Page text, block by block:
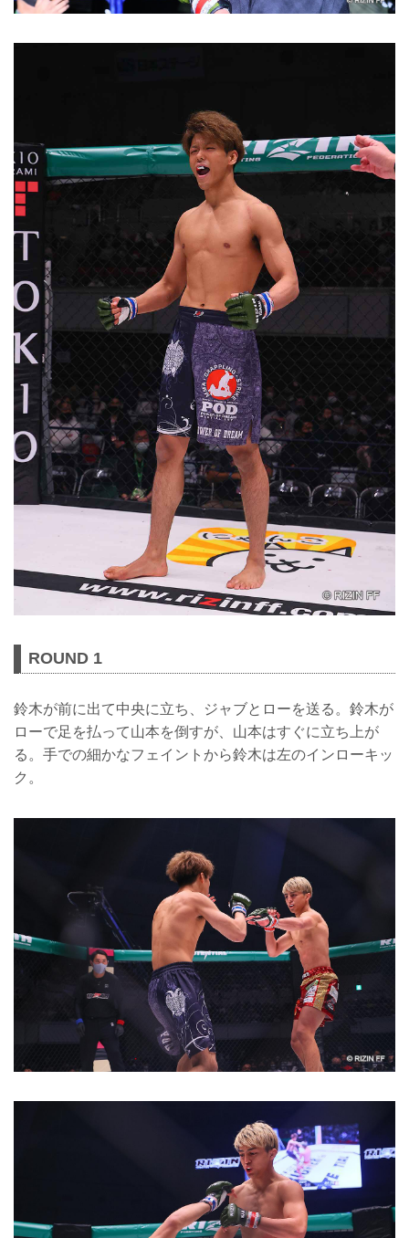
ROUND 1
鈴木が前に出て中央に立ち、ジャブとローを送る。鈴木が
ローで足を払って山本を倒すが、山本はすぐに立ち上が
る。手での細かなフェイントから鈴木は左のインローキッ
ク。